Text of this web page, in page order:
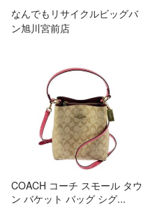
なんでもリサイクルビッグバ
ン旭川宮前店
COACH コーチ スモール タウ
ン バケット バッグ シグ...